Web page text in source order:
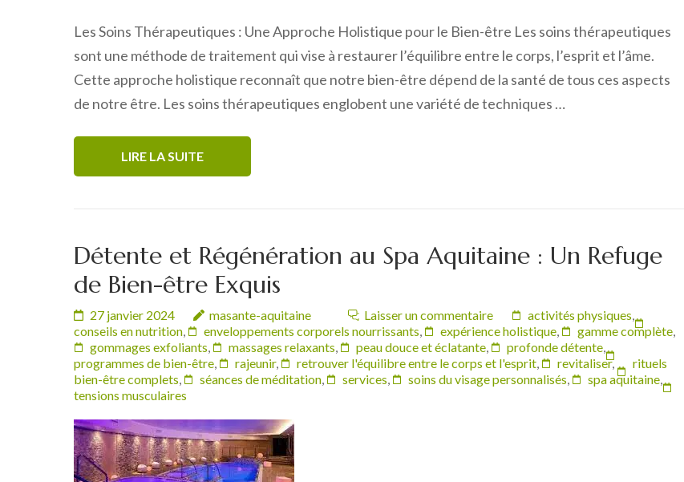
Les Soins Thérapeutiques : Une Approche Holistique pour le Bien-être Les soins thérapeutiques
sont une méthode de traitement qui vise à restaurer l’équilibre entre le corps, l’esprit et l’âme.
Cette approche holistique reconnaît que notre bien-être dépend de la santé de tous ces aspects
de notre être. Les soins thérapeutiques englobent une variété de techniques …
LIRE LA SUITE
Détente et Régénération au Spa Aquitaine : Un Refuge
de Bien-être Exquis
27 janvier 2024 masante-aquitaine Laisser un commentaire activités physiques,
conseils en nutrition, enveloppements corporels nourrissants, expérience holistique, gamme complète,
gommages exfoliants, massages relaxants, peau douce et éclatante, profonde détente,
programmes de bien-être, rajeunir, retrouver l'équilibre entre le corps et l'esprit, revitaliser,
rituels
bien-être complets, séances de méditation, services, soins du visage personnalisés, spa aquitaine,
tensions musculaires